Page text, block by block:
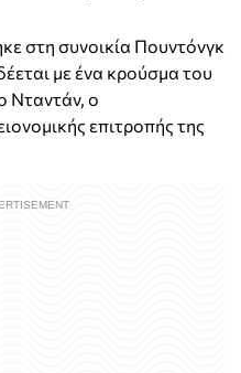
στη συνοικία Πουντόνγκ
με ένα κρούσμα του
Νταντάν, ο
επιτροπής της